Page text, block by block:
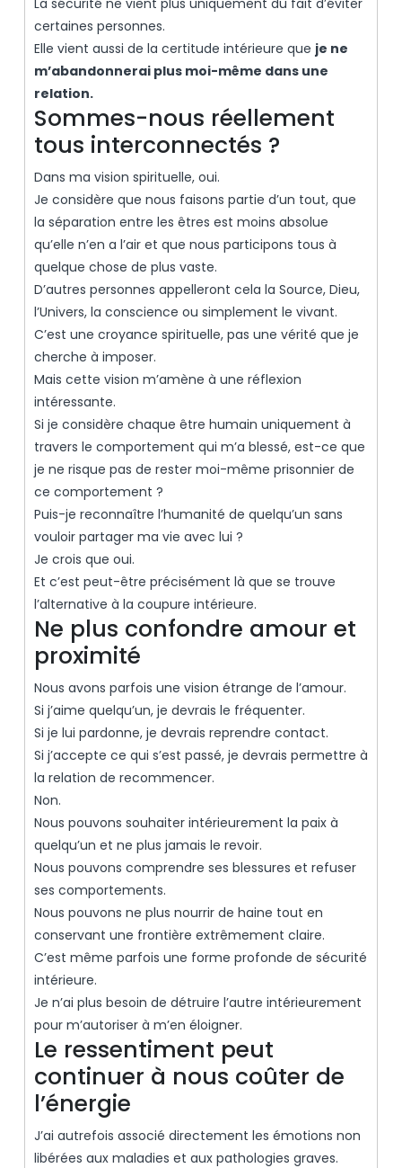
certaines personnes.
Elle vient aussi de la certitude intérieure que je ne
m’abandonnerai plus moi-même dans une
relation.
Sommes-nous réellement
tous interconnectés ?
Dans ma vision spirituelle, oui.
Je considère que nous faisons partie d’un tout, que
la séparation entre les êtres est moins absolue
qu’elle n’en a l’air et que nous participons tous à
quelque chose de plus vaste.
D’autres personnes appelleront cela la Source, Dieu,
l’Univers, la conscience ou simplement le vivant.
C’est une croyance spirituelle, pas une vérité que je
cherche à imposer.
Mais cette vision m’amène à une réflexion
intéressante.
Si je considère chaque être humain uniquement à
travers le comportement qui m’a blessé, est-ce que
je ne risque pas de rester moi-même prisonnier de
ce comportement ?
Puis-je reconnaître l’humanité de quelqu’un sans
vouloir partager ma vie avec lui ?
Je crois que oui.
Et c’est peut-être précisément là que se trouve
l’alternative à la coupure intérieure.
Ne plus confondre amour et
proximité
Nous avons parfois une vision étrange de l’amour.
Si j’aime quelqu’un, je devrais le fréquenter.
Si je lui pardonne, je devrais reprendre contact.
Si j’accepte ce qui s’est passé, je devrais permettre à
la relation de recommencer.
Non.
Nous pouvons souhaiter intérieurement la paix à
quelqu’un et ne plus jamais le revoir.
Nous pouvons comprendre ses blessures et refuser
ses comportements.
Nous pouvons ne plus nourrir de haine tout en
conservant une frontière extrêmement claire.
C’est même parfois une forme profonde de sécurité
intérieure.
Je n’ai plus besoin de détruire l’autre intérieurement
pour m’autoriser à m’en éloigner.
Le ressentiment peut
continuer à nous coûter de
l’énergie
J’ai autrefois associé directement les émotions non
libérées aux maladies et aux pathologies graves.